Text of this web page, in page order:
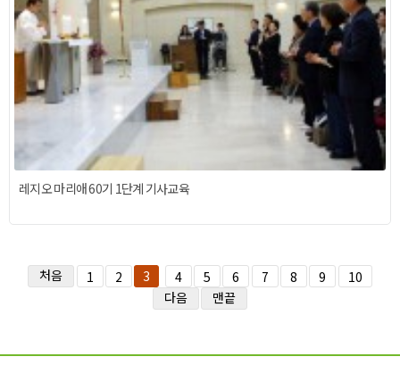
레지오 마리애 60기 1단계 기사교육
처음 1 2 3 4 5 6 7 8 9
10
다음
맨끝